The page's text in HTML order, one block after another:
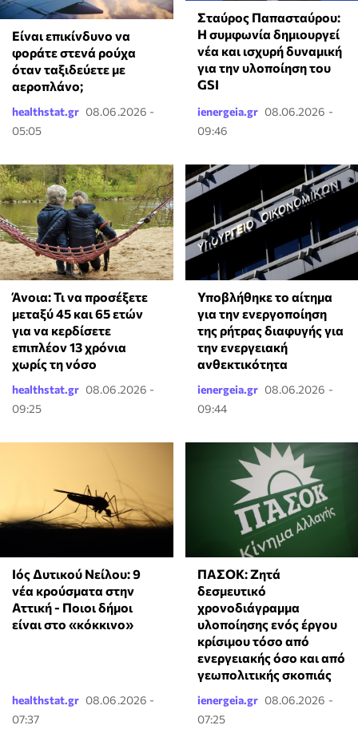
⁠Είναι επικίνδυνο να
φοράτε στενά ρούχα
όταν ταξιδεύετε με
αεροπλάνο;
healthstat.gr 08.06.2026 -
05:05
Σταύρος Παπασταύρου:
Η συμφωνία δημιουργεί
νέα και ισχυρή δυναμική
για την υλοποίηση του
GSI
ienergeia.gr 08.06.2026 -
09:46
Άνοια: Τι να προσέξετε
μεταξύ 45 και 65 ετών
για να κερδίσετε
επιπλέον 13 χρόνια
χωρίς τη νόσο
healthstat.gr 08.06.2026 -
09:25
Υποβλήθηκε το αίτημα
για την ενεργοποίηση
της ρήτρας διαφυγής για
την ενεργειακή
ανθεκτικότητα
ienergeia.gr 08.06.2026 -
09:44
Ιός Δυτικού Νείλου: 9
νέα κρούσματα στην
Αττική - Ποιοι δήμοι
είναι στο «κόκκινο»
healthstat.gr 08.06.2026 -
07:37
ΠΑΣΟΚ: Ζητά
δεσμευτικό
χρονοδιάγραμμα
υλοποίησης ενός έργου
κρίσιμου τόσο από
ενεργειακής όσο και από
γεωπολιτικής σκοπιάς
ienergeia.gr 08.06.2026 -
07:25